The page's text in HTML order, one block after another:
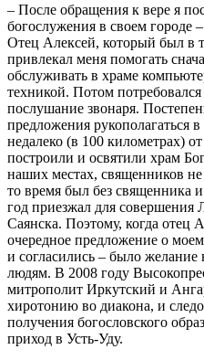
– После обращения к вере я
богослужения в своем городе
Отец Алексей, который был в
привлекал меня помогать
обслуживать в храме
техникой. Потом
послушание звонаря.
предложения рукополагаться
недалеко (в 100 километрах)
построили и освятили храм
наших местах, священников
то время был без священника
год приезжал для совершения
Саянска. Поэтому, когда отец
очередное предложение о
и согласились – было желание
людям. В 2008 году
митрополит Иркутский и
хиротонию во диакона, и
получения богословского
приход в Усть-Уду.